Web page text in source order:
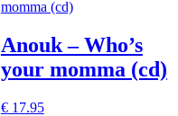
Anouk – Who’s
your momma (cd)
€17.95